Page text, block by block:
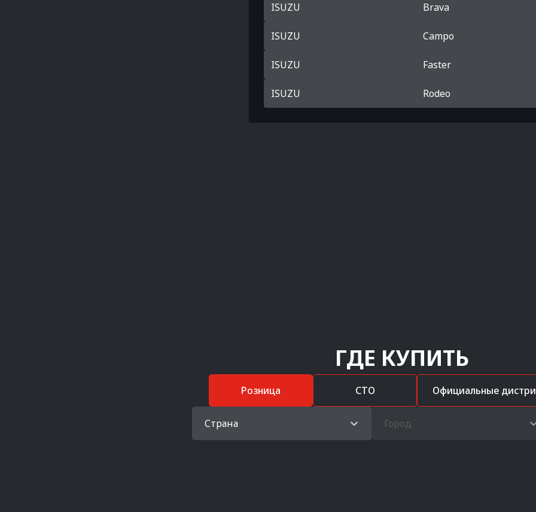
ISUZU Brava
ISUZU Campo
ISUZU Faster
ISUZU Rodeo
ГДЕ КУПИТЬ
Розница СТО Официальные
Страна Город